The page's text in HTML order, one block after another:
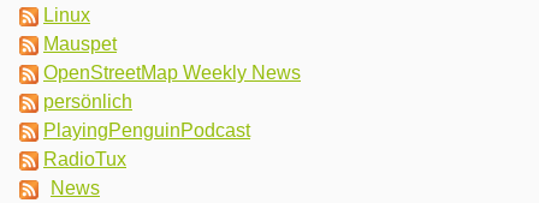
Linux
Mauspet
OpenStreetMap Weekly News
persönlich
PlayingPenguinPodcast
RadioTux
News